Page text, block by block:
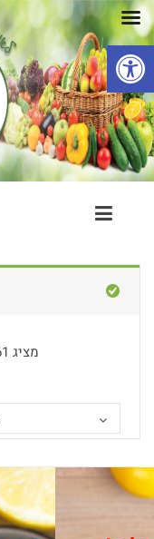
פתח סרגל נגישות
מציג 61–118 מתוך 118 תוצאות